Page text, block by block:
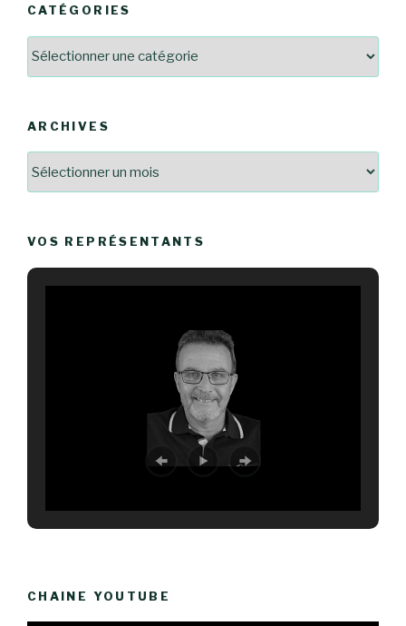
CATÉGORIES
ARCHIVES
VOS REPRÉSENTANTS
CHAINE YOUTUBE